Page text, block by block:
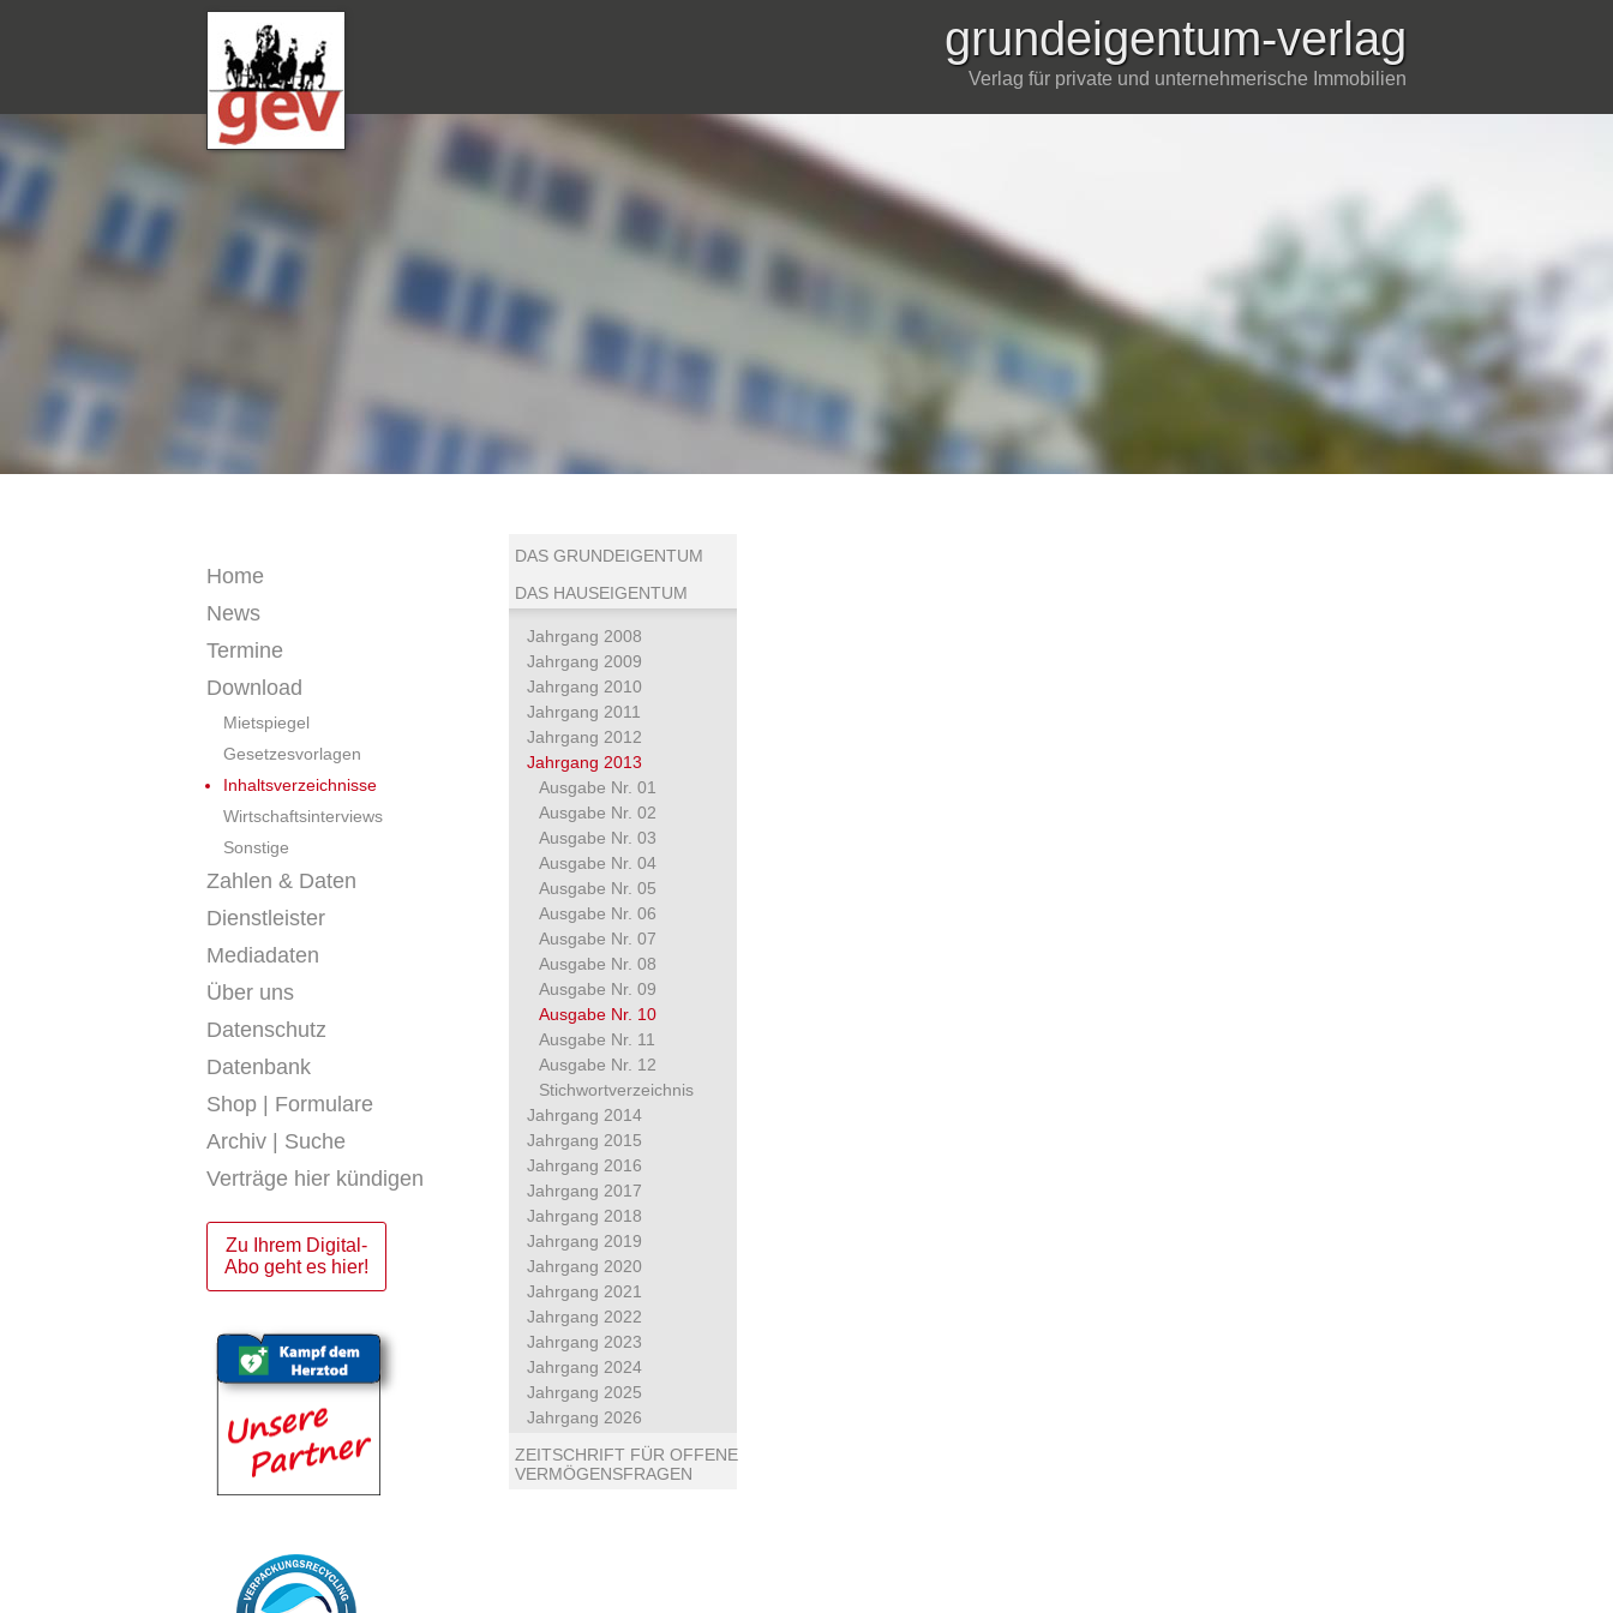
grundeigentum-verlag
Verlag für private und unternehmerische Immobilien
Home
News
Termine
Download
Mietspiegel
Gesetzesvorlagen
Inhaltsverzeichnisse
Wirtschaftsinterviews
Sonstige
Zahlen & Daten
Dienstleister
Mediadaten
Über uns
Datenschutz
Datenbank
Shop | Formulare
Archiv | Suche
Verträge hier kündigen
Zu Ihrem Digital-
Abo geht es hier!
DAS GRUNDEIGENTUM
DAS HAUSEIGENTUM
Jahrgang 2008
Jahrgang 2009
Jahrgang 2010
Jahrgang 2011
Jahrgang 2012
Jahrgang 2013
Ausgabe Nr. 01
Ausgabe Nr. 02
Ausgabe Nr. 03
Ausgabe Nr. 04
Ausgabe Nr. 05
Ausgabe Nr. 06
Ausgabe Nr. 07
Ausgabe Nr. 08
Ausgabe Nr. 09
Ausgabe Nr. 10
Ausgabe Nr. 11
Ausgabe Nr. 12
Stichwortverzeichnis
Jahrgang 2014
Jahrgang 2015
Jahrgang 2016
Jahrgang 2017
Jahrgang 2018
Jahrgang 2019
Jahrgang 2020
Jahrgang 2021
Jahrgang 2022
Jahrgang 2023
Jahrgang 2024
Jahrgang 2025
Jahrgang 2026
ZEITSCHRIFT FÜR OFFENE
VERMÖGENSFRAGEN